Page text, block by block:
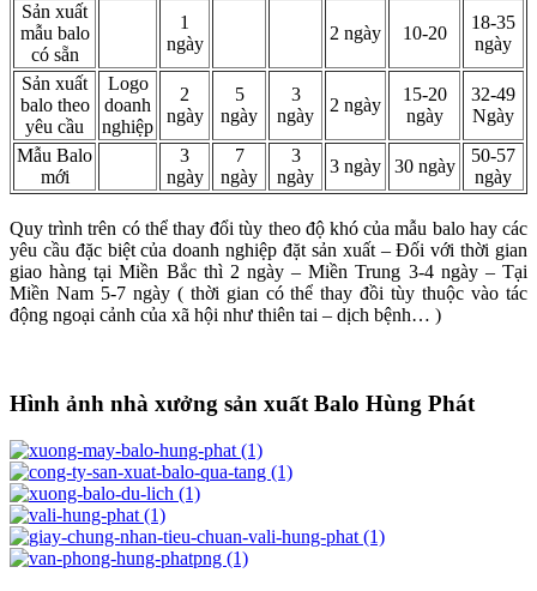
Sản xuất
mẫu balo
có sẵn
1
ngày
2 ngày 10-20
18-35
ngày
Sản xuất
balo theo
yêu cầu
Logo
doanh
nghiệp
2
ngày
5
ngày
3
ngày
2 ngày
15-20
ngày
32-49
Ngày
Mẫu Balo
mới
3
ngày
7
ngày
3
ngày
3 ngày 30 ngày
50-57
ngày
Quy trình trên có thể thay đổi tùy theo độ khó của mẫu balo hay các
yêu cầu đặc biệt của doanh nghiệp đặt sản xuất – Đối với thời gian
giao hàng tại Miền Bắc thì 2 ngày – Miền Trung 3-4 ngày – Tại
Miền Nam 5-7 ngày ( thời gian có thể thay đồi tùy thuộc vào tác
động ngoại cảnh của xã hội như thiên tai – dịch bệnh… )
Hình ảnh nhà xưởng sản xuất Balo Hùng Phát